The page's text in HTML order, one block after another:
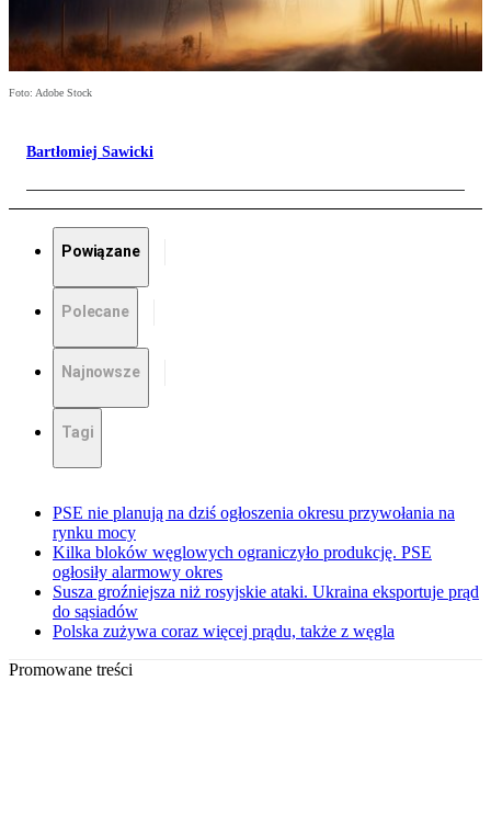
Foto: Adobe Stock
Bartłomiej Sawicki
Powiązane
Polecane
Najnowsze
Tagi
PSE nie planują na dziś ogłoszenia okresu przywołania na
rynku mocy
Kilka bloków węglowych ograniczyło produkcję. PSE
ogłosiły alarmowy okres
Susza groźniejsza niż rosyjskie ataki. Ukraina eksportuje prąd
do sąsiadów
Polska zużywa coraz więcej prądu, także z węgla
Promowane treści